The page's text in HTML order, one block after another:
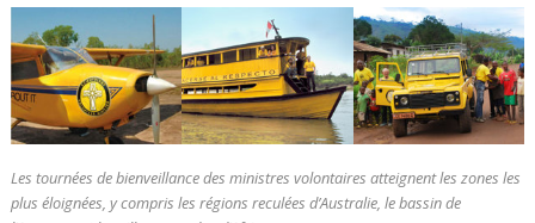
Les tournées de bienveillance des ministres volontaires atteignent les zones les
plus éloignées, y compris les régions reculées d’Australie, le bassin de